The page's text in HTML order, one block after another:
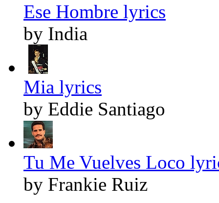
Ese Hombre lyrics
by India
Mia lyrics
by Eddie Santiago
Tu Me Vuelves Loco
by Frankie Ruiz